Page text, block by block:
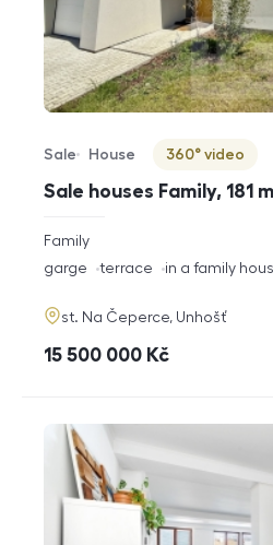
Sale houses Family, 181
Offer type
Sale
Property type
House
Virtuální prohlídka
360° video
rozměry
disposition
Family
funkce
garge terrace in a family
adresa
st. Na Čeperce, Unhošť
cena
15 500 000 Kč